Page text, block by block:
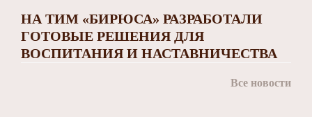
НА ТИМ «БИРЮСА» РАЗРАБОТАЛИ
ГОТОВЫЕ РЕШЕНИЯ ДЛЯ
ВОСПИТАНИЯ И НАСТАВНИЧЕСТВА
Все новости